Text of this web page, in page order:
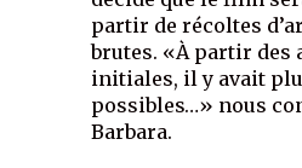
partir de récoltes
brutes. «À partir des
initiales, il y avait
possibles…» nous
Barbara.